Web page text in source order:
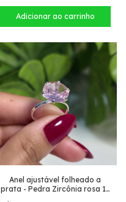
Anel ajustável folheado a
prata - Pedra Zircônia rosa 12